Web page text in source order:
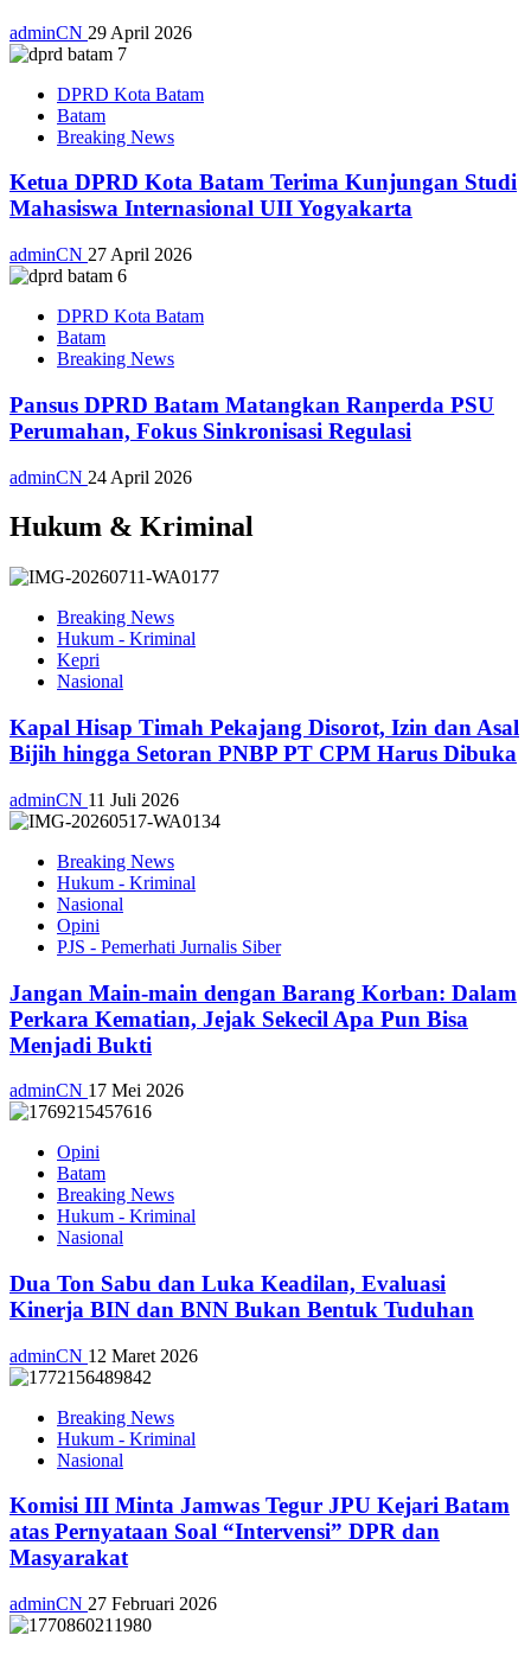
adminCN 29 April 2026
DPRD Kota Batam
Batam
Breaking News
Ketua DPRD Kota Batam Terima Kunjungan Studi
Mahasiswa Internasional UII Yogyakarta
adminCN 27 April 2026
DPRD Kota Batam
Batam
Breaking News
Pansus DPRD Batam Matangkan Ranperda PSU
Perumahan, Fokus Sinkronisasi Regulasi
adminCN 24 April 2026
Hukum & Kriminal
Breaking News
Hukum - Kriminal
Kepri
Nasional
Kapal Hisap Timah Pekajang Disorot, Izin dan Asal
Bijih hingga Setoran PNBP PT CPM Harus Dibuka
adminCN 11 Juli 2026
Breaking News
Hukum - Kriminal
Nasional
Opini
PJS - Pemerhati Jurnalis Siber
Jangan Main-main dengan Barang Korban: Dalam
Perkara Kematian, Jejak Sekecil Apa Pun Bisa
Menjadi Bukti
adminCN 17 Mei 2026
Opini
Batam
Breaking News
Hukum - Kriminal
Nasional
Dua Ton Sabu dan Luka Keadilan, Evaluasi
Kinerja BIN dan BNN Bukan Bentuk Tuduhan
adminCN 12 Maret 2026
Breaking News
Hukum - Kriminal
Nasional
Komisi III Minta Jamwas Tegur JPU Kejari Batam
atas Pernyataan Soal “Intervensi” DPR dan
Masyarakat
adminCN 27 Februari 2026